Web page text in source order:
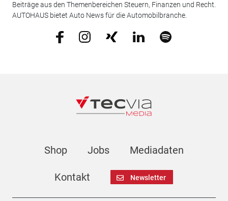
Beiträge aus den Themenbereichen Steuern, Finanzen und Recht.
AUTOHAUS bietet Auto News für die Automobilbranche.
Shop Jobs Mediadaten
Kontakt Newsletter